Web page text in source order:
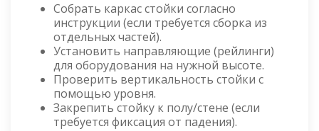
Собрать каркас стойки согласно
инструкции (если требуется сборка из
отдельных частей).
Установить направляющие (рейлинги)
для оборудования на нужной высоте.
Проверить вертикальность стойки с
помощью уровня.
Закрепить стойку к полу/стене (если
требуется фиксация от падения).